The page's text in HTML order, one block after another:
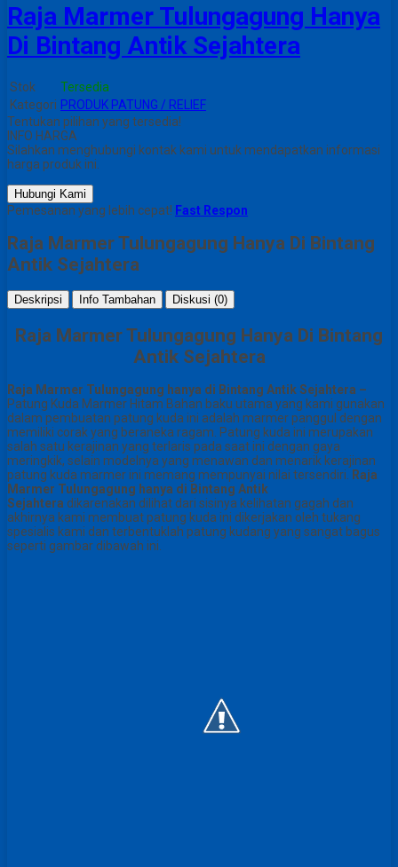
Raja Marmer Tulungagung Hanya
Di Bintang Antik Sejahtera
Stok
Tersedia
Kategori PRODUK PATUNG / RELIEF
Tentukan pilihan yang tersedia!
INFO HARGA
Silahkan menghubungi kontak kami untuk mendapatkan informasi
harga produk ini.
Hubungi Kami
Pemesanan yang lebih cepat! Fast Respon
Raja Marmer Tulungagung Hanya Di Bintang
Antik Sejahtera
Deskripsi Info Tambahan Diskusi (0)
Raja Marmer Tulungagung Hanya Di Bintang
Antik Sejahtera
Raja Marmer Tulungagung hanya di Bintang Antik Sejahtera –
Patung Kuda Marmer Hitam Bahan baku utama yang kami gunakan
dalam pembuatan patung kuda ini adalah marmer panggul dengan
memiliki corak yang beraneka ragam. Patung kuda ini merupakan
salah satu kerajinan yang terlaris pada saat ini dengan gaya
meringkik, selain modelnya yang menawan dan menarik kerajinan
patung kuda marmer ini memang mempunyai nilai tersendiri.
Raja
Marmer Tulungagung hanya di Bintang Antik
Sejahtera dikarenakan dilihat dari sisinya kelihatan gagah dan
akhirnya kami membuat patung kuda ini dikerjakan oleh tukang
spesialis kami dan terbentuklah patung kudang yang sangat bagus
seperti gambar dibawah ini.